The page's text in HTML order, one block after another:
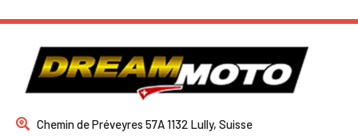
Chemin de Préveyres 57A 1132 Lully, Suisse